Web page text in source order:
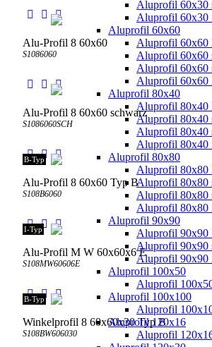
Aluprofil 60x30
Aluprofil 60x30
Aluprofil 60x60
Aluprofil 60x60
Aluprofil 60x60
Aluprofil 60x60
Aluprofil 60x60
Aluprofil 80x40
Aluprofil 80x40
Aluprofil 80x40
Aluprofil 80x40
Aluprofil 80x40
Aluprofil 80x80
Aluprofil 80x80
Aluprofil 80x80
Aluprofil 80x80
Aluprofil 80x80
Aluprofil 90x90
Aluprofil 90x90
Aluprofil 90x90
Aluprofil 90x90
Aluprofil 100x50
Aluprofil
Aluprofil 100x100
Aluprofil
Aluprofil 120x16
Aluprofil
Alu-Profil 8 60x60
S1086060
Alu-Profil 8 60x60 schwarz
S1086060SCH
Alu-Profil 8 60x60 Typ B
S108B6060
B-Typ
Alu-Profil M W 60x60x6 E
S108MW60606E
I-Typ
Winkelprofil 8 60x60x30 Typ B
S108BW606030
B-Typ